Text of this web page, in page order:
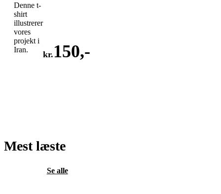
Denne t-
shirt
illustrerer
vores
projekt i
Iran.
kr. 150,-
Mest læste
Se alle